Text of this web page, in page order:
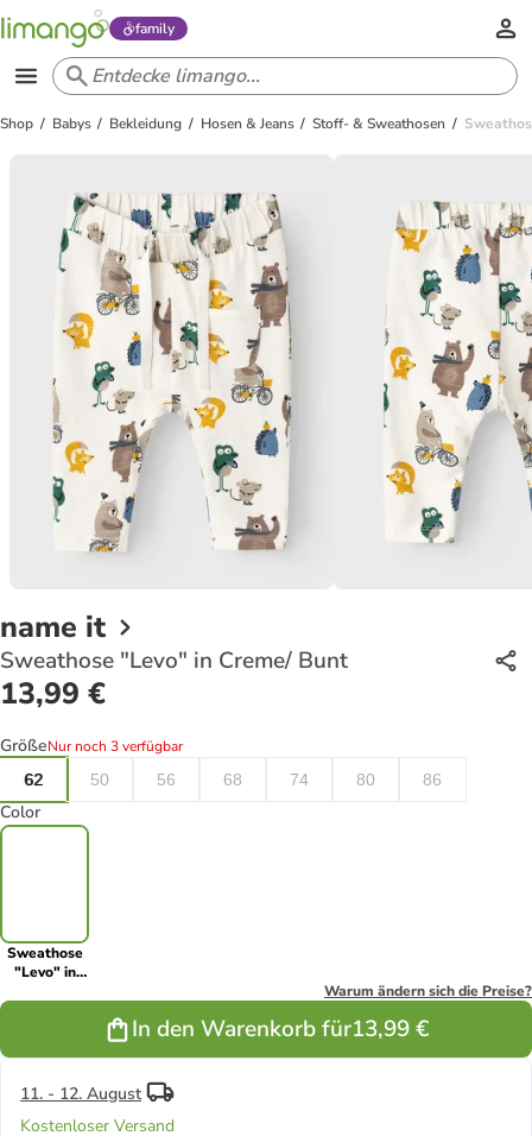
family
Shop Babys Bekleidung Hosen & Jeans Stoff- & Sweathosen
name it
Sweathose "Levo" in Creme/ Bunt
13,99 €
GrößeNur noch 3 verfügbar
62
50 56 68 74 80 86
Color
Sweathose
"Levo" in
Warum ändern sich die Preise?
In den Warenkorb für13,99 €
11. - 12. August
Kostenloser Versand